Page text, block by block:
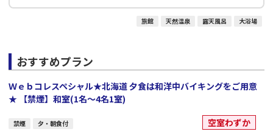
旅館 天然温泉 露天風呂 大浴場
おすすめプラン
Ｗｅｂコレスペシャル★北海道 夕食は和洋中バイキングをご用意
★ 【禁煙】和室(1名～4名1室)
禁煙 夕・朝食付 空室わずか